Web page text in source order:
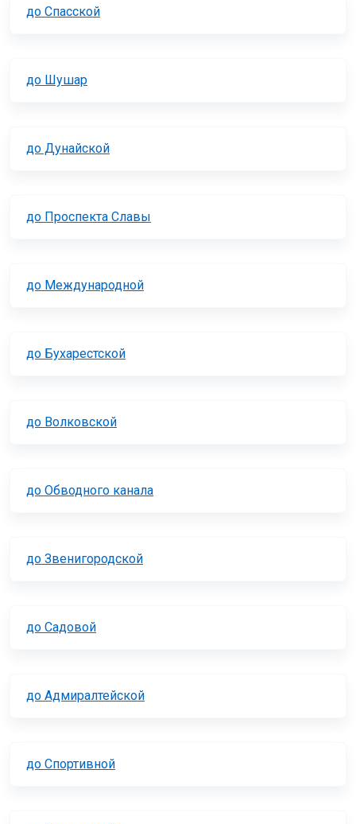
до Спасской
до Шушар
до Дунайской
до Проспекта Славы
до Международной
до Бухарестской
до Волковской
до Обводного канала
до Звенигородской
до Садовой
до Адмиралтейской
до Спортивной